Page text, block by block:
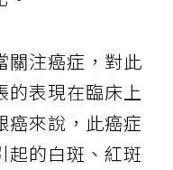
關注癌症，對此
的表現在臨床上
癌來說，此癌症
起的白斑、紅斑